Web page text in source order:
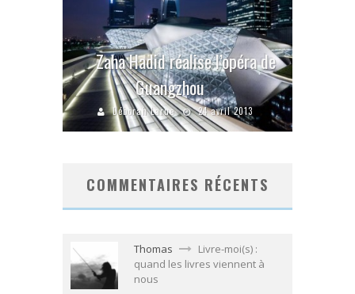
Zaha Hadid réalise l’opéra de
Guangzhou
Déborah Larue 24 avril 2013
COMMENTAIRES RÉCENTS
Thomas
Livre-moi(s) :
quand les livres viennent à
nous